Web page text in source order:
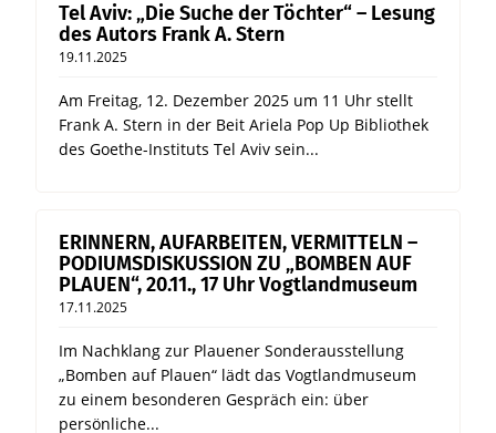
Tel Aviv: „Die Suche der Töchter“ – Lesung
des Autors Frank A. Stern
19.11.2025
Am Freitag, 12. Dezember 2025 um 11 Uhr stellt
Frank A. Stern in der Beit Ariela Pop Up Bibliothek
des Goethe-Instituts Tel Aviv sein...
ERINNERN, AUFARBEITEN, VERMITTELN –
PODIUMSDISKUSSION ZU „BOMBEN AUF
PLAUEN“, 20.11., 17 Uhr Vogtlandmuseum
17.11.2025
Im Nachklang zur Plauener Sonderausstellung
„Bomben auf Plauen“ lädt das Vogtlandmuseum
zu einem besonderen Gespräch ein: über
persönliche...